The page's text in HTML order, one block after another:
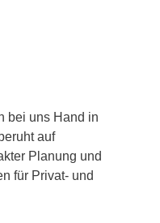
bei uns Hand in
auf
Planung und
für Privat- und